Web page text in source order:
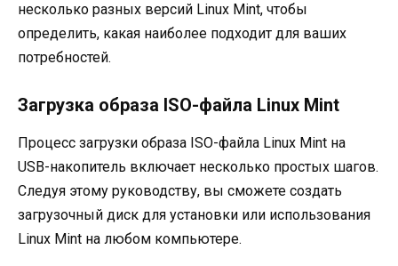
несколько разных версий Linux Mint, чтобы
определить, какая наиболее подходит для ваших
потребностей.
Загрузка образа ISO-файла Linux Mint
Процесс загрузки образа ISO-файла Linux Mint на
USB-накопитель включает несколько простых шагов.
Следуя этому руководству, вы сможете создать
загрузочный диск для установки или использования
Linux Mint на любом компьютере.